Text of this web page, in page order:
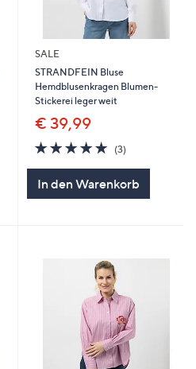
SALE
STRANDFEIN Bluse
Hemdblusenkragen Blumen-
Stickerei leger weit
€ 39,99
5.0
von
5
(3)
In den Warenkorb